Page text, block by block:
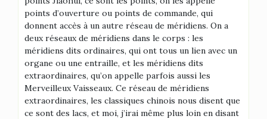
points d’ouverture ou points de commande, qui
donnent accès à un autre réseau de méridiens. On a
deux réseaux de méridiens dans le corps : les
méridiens dits ordinaires, qui ont tous un lien avec un
organe ou une entraille, et les méridiens dits
extraordinaires, qu’on appelle parfois aussi les
Merveilleux Vaisseaux. Ce réseau de méridiens
extraordinaires, les classiques chinois nous disent que
ce sont des lacs, et moi, j’irai même plus loin en disant